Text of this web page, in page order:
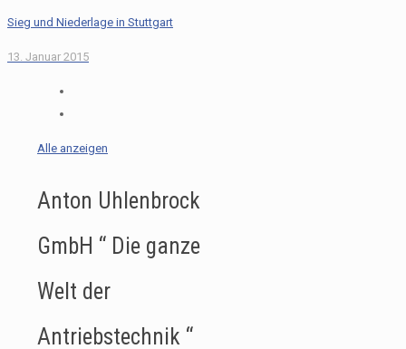
Sieg und Niederlage in Stuttgart
13. Januar 2015
Alle anzeigen
Anton Uhlenbrock
GmbH “ Die ganze
Welt der
Antriebstechnik “